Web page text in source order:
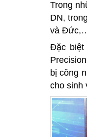
Trong
DN,
và
Đặc biệt
bị công
cho sinh